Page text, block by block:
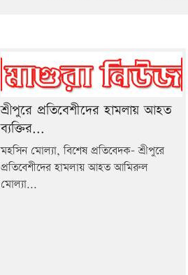
শ্রীপুরে প্রতিবেশীদের হামলায় আহত
ব্যক্তির...
মহসিন মোল্যা, বিশেষ প্রতিবেদক- শ্রীপুরে
প্রতিবেশীদের হামলায় আহত আমিরুল
মোল্যা...